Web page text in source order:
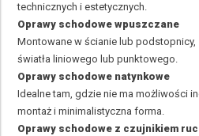
technicznych i estetycznych.
Oprawy schodowe wpuszczane
Montowane w ścianie lub
światła liniowego lub punktowego.
Oprawy schodowe natynkowe
Idealne tam, gdzie nie ma możliwości
montaż i minimalistyczna forma.
Oprawy schodowe z czujnikiem